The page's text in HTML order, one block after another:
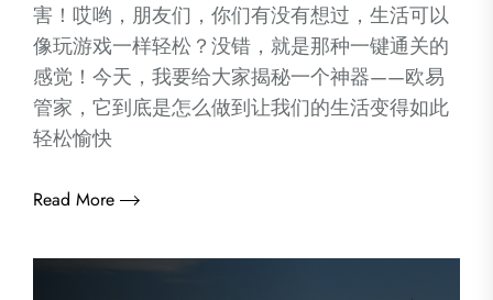
害！哎哟，朋友们，你们有没有想过，生活可以
像玩游戏一样轻松？没错，就是那种一键通关的
感觉！今天，我要给大家揭秘一个神器——欧易
管家，它到底是怎么做到让我们的生活变得如此
轻松愉快
Read More